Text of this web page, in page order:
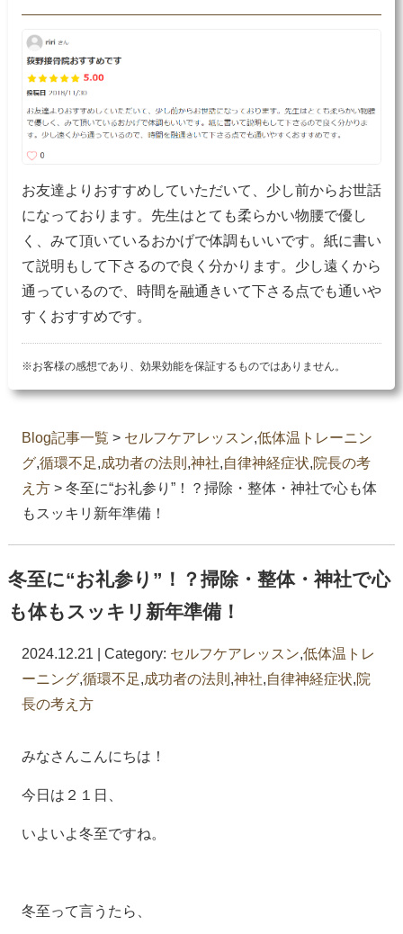
お友達よりおすすめしていただいて、少し前からお世話
になっております。先生はとても柔らかい物腰で優し
く、みて頂いているおかげで体調もいいです。紙に書い
て説明もして下さるので良く分かります。少し遠くから
通っているので、時間を融通きいて下さる点でも通いや
すくおすすめです。
※お客様の感想であり、効果効能を保証するものではありません。
Blog記事一覧 > セルフケアレッスン,低体温トレーニン
グ,循環不足,成功者の法則 ,神社,自律神経症状,院長の考
え方> 冬至に“お礼参り”！？掃除・整体・神社で心も体
もスッキリ新年準備！
冬至に“お礼参り”！？掃除・整体・神社で心
も体もスッキリ新年準備！
2024.12.21 | Category: セルフケアレッスン,低体温トレ
ーニング,循環不足,成功者の法則 ,神社,自律神経症状,院
長の考え方
みなさんこんにちは！
今日は２１日、
いよいよ冬至ですね。
冬至って言うたら、